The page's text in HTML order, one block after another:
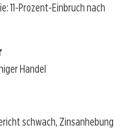
11-Prozent-Einbruch nach
Handel
schwach, Zinsanhebung